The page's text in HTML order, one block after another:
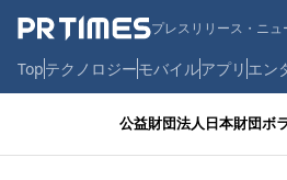
プレスリリース・ニ
Topテクノロジーモバイルアプリ エン
公益財団法人日本財団ボ